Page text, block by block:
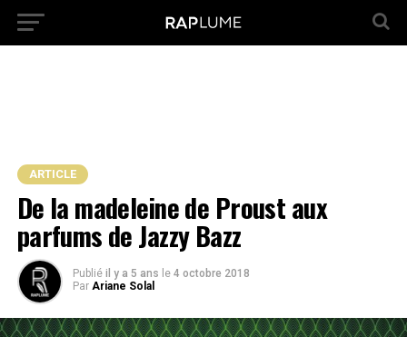
ARTICLE
De la madeleine de Proust aux
parfums de Jazzy Bazz
Publié il y a 5 ans le 4 octobre 2018
Par Ariane Solal